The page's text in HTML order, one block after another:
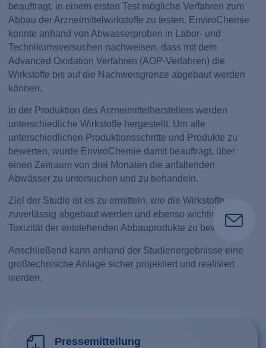
beauftragt, in einem ersten Test mögliche Verfahren zum
Abbau der Arzneimittelwirkstoffe zu testen. EnviroChemie
konnte anhand von Abwasserproben in Labor- und
Technikumsversuchen nachweisen, dass mit dem
Advanced Oxidation Verfahren (AOP-Verfahren) die
Wirkstoffe bis auf die Nachweisgrenze abgebaut werden
können.
In der Produktion des Arzneimittelherstellers werden
unterschiedliche Wirkstoffe hergestellt. Um alle
unterschiedlichen Produktionsschritte und Produkte zu
bewerten, wurde EnviroChemie damit beauftragt, über
einen Zeitraum von drei Monaten die anfallenden
Abwässer zu untersuchen und zu behandeln.
Ziel der Studie ist es zu ermitteln, wie die Wirkstoffe
zuverlässig abgebaut werden und ebenso wichtig, die
Toxizität der entstehenden Abbauprodukte zu bewerten.
Anschließend kann anhand der Studienergebnisse eine
großtechnische Anlage sicher projektiert und realisiert
werden.
Pressemitteilung